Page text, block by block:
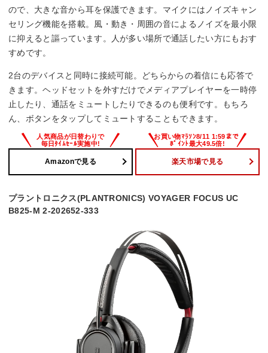
ので、大きな音から耳を保護できます。マイクにはノイズキャン
セリング機能を搭載。風・動き・周囲の音によるノイズを最小限
に抑えると謳っています。人が多い場所で通話したい方にもおす
すめです。
2台のデバイスと同時に接続可能。どちらからの着信にも応答で
きます。ヘッドセットを外すだけでメディアプレイヤーを一時停
止したり、通話をミュートしたりできるのも便利です。もちろ
ん、ボタンをタップしてミュートすることもできます。
Amazonで見る 楽天市場で見る
プラントロニクス(PLANTRONICS) VOYAGER FOCUS UC
B825-M 2-202652-333